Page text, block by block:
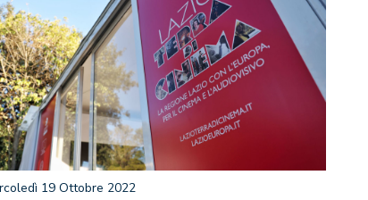
19 Ottobre 2022